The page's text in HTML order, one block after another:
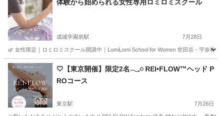
体験から始められる女性専用ロミロミスクール
成城学園前駅 7月28日
🌿 女性限定｜ロミロミスクール開講中｜LomiLomi School for Women 世田谷・宇奈
東京 世田谷区 成城学園前駅 マッサージ
🤍【東京開催】限定2名𓂃𓈒𓏸 REI•FLOW™ヘッド P
ROコース
東京駅 7月26日